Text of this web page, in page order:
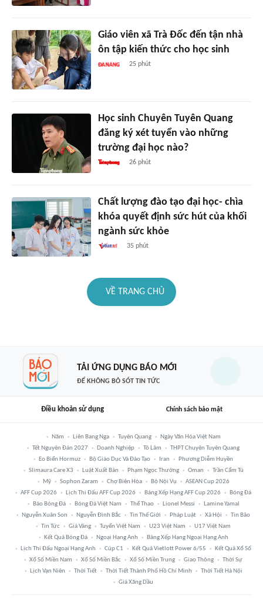
Giáo viên xã Trà Đốc đến tận nhà
ôn tập kiến thức cho học sinh
25 phút
Học sinh Chuyên Tuyên Quang
đăng ký xét tuyển vào những
trường đại học nào?
26 phút
Chất lượng đào tạo đại học- chìa
khóa quyết định sức hút của khối
ngành sức khỏe
35 phút
VỀ TRANG CHỦ
TẢI ỨNG DỤNG BÁO MỚI
ĐỂ KHÔNG BỎ SÓT TIN TỨC
Điều khoản sử dụng Chính sách bảo mật
Năm Liên Bang Nga Tuyên Quang
Ngày Văn Hóa Việt Nam
Tết Nguyên Đán 2027
Doanh Nghiệp Tô Lâm
THPT Chuyên Tuyên Quang
Eo Biển Hormuz
Bộ Giáo Dục Và Đào Tạo Iran
Phương Diễm Huyền
Slimaura Care X3
Luật Xuất Bản Phạm Ngọc Thưởng Oman
Trần Cẩm Tú
Mỹ
Sophon Zaram Chợ Biên Hòa Bộ Nội Vụ
ASEAN Cup 2026
AFF Cup 2026
Lịch Thi Đấu AFF Cup 2026 Bảng Xếp Hạng AFF Cup 2026
Bóng Đá
Báo Bóng Đá
Bóng Đá Việt Nam Thể Thao Lionel Messi
Lamine Yamal
Nguyễn Xuân Son
Nguyễn Đình Bắc Tin Thế Giới Pháp Luật Xã Hội
Tin Bão
Tin Tức
Giá Vàng Tuyển Việt Nam U23 Việt Nam
U17 Việt Nam
Kết Quả Bóng Đá
Ngoại Hạng Anh
Bảng Xếp Hạng Ngoại Hạng Anh
Lịch Thi Đấu Ngoại Hạng Anh
Cúp C1 Kết Quả Vietlott Power 6/55
Kết Quả Xổ Số
Xổ Số Miền Nam
Xổ Số Miền Bắc Xổ Số Miền Trung Giao Thông
Thời Sự
Lịch Vạn Niên
Thời Tiết Thời Tiết Thành Phố Hồ Chí Minh
Thời Tiết Hà Nội
Giá Xăng Dầu